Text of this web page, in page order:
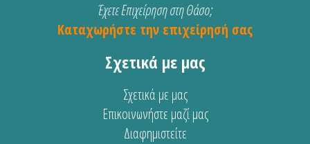
Έχετε Επιχείρηση στη Θάσο;
Καταχωρήστε την επιχείρησή σας
Σχετικά με μας
Σχετικά με μας
Επικοινωνήστε μαζί μας
Διαφημιστείτε